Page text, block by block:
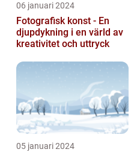
06 januari 2024
Fotografisk konst - En
djupdykning i en värld av
kreativitet och uttryck
05 januari 2024